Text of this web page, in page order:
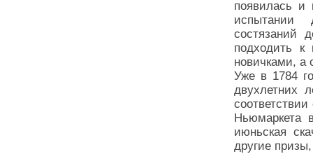
появилась и
испытании
состязаний
подходить
новичками,
Уже в 1784
двухлетних
Ньюмаркета
июньская
другие